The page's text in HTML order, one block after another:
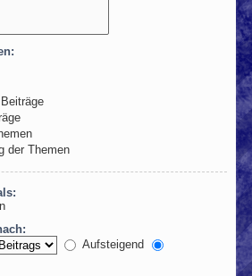
der Themen
Aufsteigend